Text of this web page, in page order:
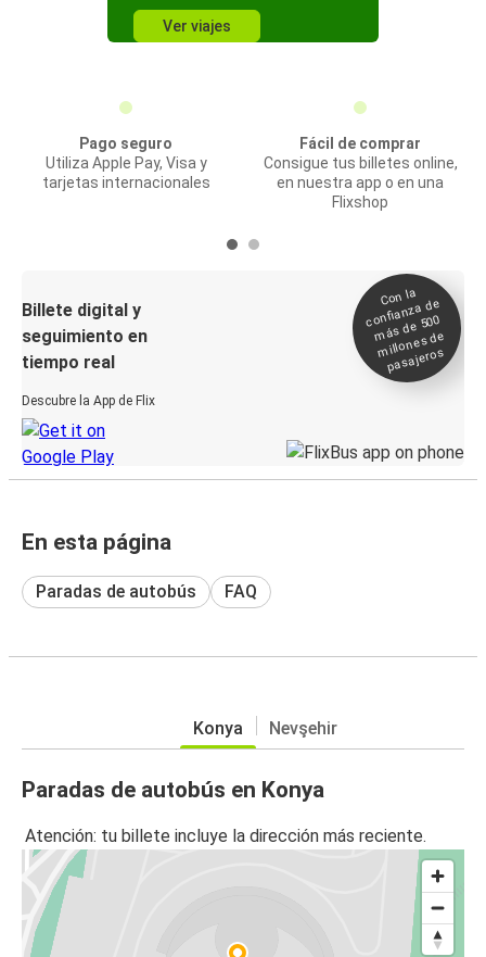
Ver viajes
Pago seguro
Utiliza Apple Pay, Visa y
tarjetas internacionales
Fácil de comprar
Consigue tus billetes online,
en nuestra app o en una
Flixshop
Billete digital y
seguimiento en
tiempo real
Descubre la App de Flix
Con la
confianza de
más de 500
millones de
pasajeros
En esta página
Paradas de autobús FAQ
Konya Nevşehir
Paradas de autobús en Konya
Atención: tu billete incluye la dirección más reciente.